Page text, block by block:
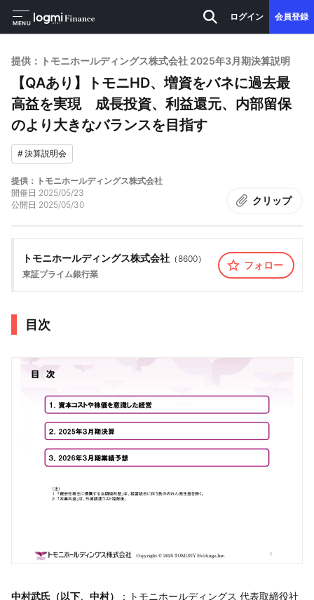
MENU
ログイン 会員登録
提供：トモニホールディングス株式会社 2025年3月期決算説明
【QAあり】トモニHD、増資をバネに過去最
高益を実現 成長投資、利益還元、内部留保
のより大きなバランスを目指す
#決算説明会
提供：トモニホールディングス株式会社
開催日 2025/05/23
公開日 2025/05/30 クリップ
トモニホールディングス株式会社 （8600）
東証プライム銀行業
フォロー
目次
中村武氏（以下、中村）
：トモニホールディングス 代表取締役社